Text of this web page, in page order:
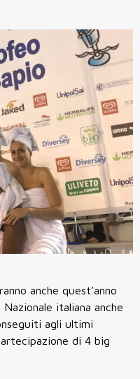
anche quest’anno
italiana anche
agli ultimi
di 4 big